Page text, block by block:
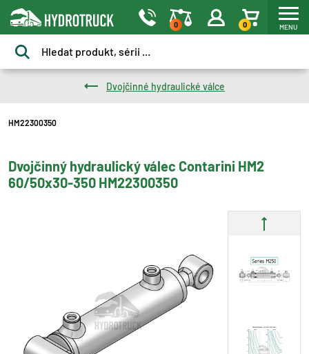
0 0 MENU
Dvojčinné hydraulické válce
HM22300350
Dvojčinný hydraulický válec Contarini HM2
60/50x30-350 HM22300350